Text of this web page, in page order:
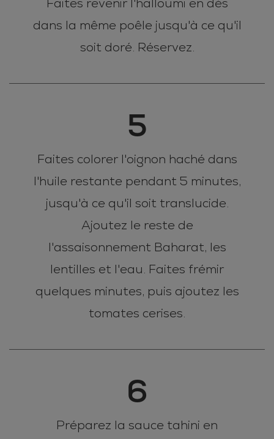
Faites revenir l'halloumi en dés
dans la même poêle jusqu'à ce qu'il
soit doré. Réservez.
5
Faites colorer l'oignon haché dans
l'huile restante pendant 5 minutes,
jusqu'à ce qu'il soit translucide.
Ajoutez le reste de
l'assaisonnement Baharat, les
lentilles et l'eau. Faites frémir
quelques minutes, puis ajoutez les
tomates cerises.
6
Préparez la sauce tahini en